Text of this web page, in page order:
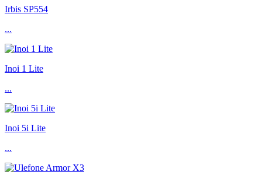
Irbis SP554
...
Inoi 1 Lite
...
Inoi 5i Lite
...